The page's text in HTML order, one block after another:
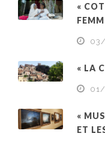
«
« LA
«
ET